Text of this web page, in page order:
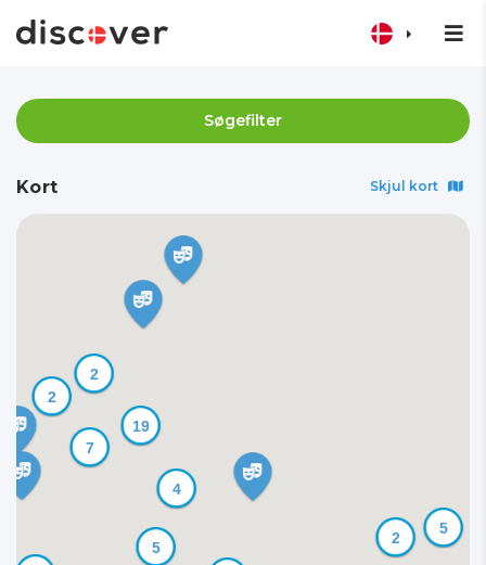
Søgefilter
Kort Skjul kort
2
19
7
2
4
5
5
2